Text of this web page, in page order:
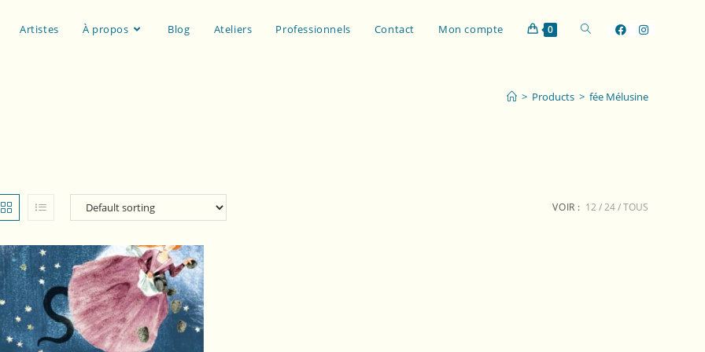
Artistes À propos Blog Ateliers Professionnels Contact Mon compte 0
> Products > fée Mélusine
VOIR : 12 24 TOUS